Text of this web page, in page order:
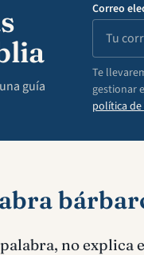
guía
Correo
Te
gestionar
política
no